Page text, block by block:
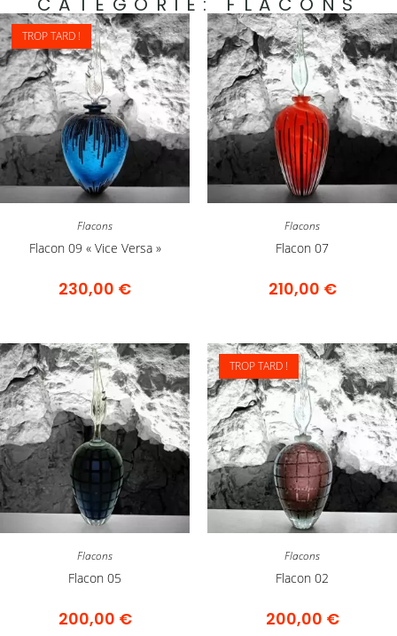
TROP TARD !
Flacons
Flacon 09 « Vice Versa »
230,00 €
Flacons
Flacon 07
210,00 €
Flacons
Flacon 05
200,00 €
TROP TARD !
Flacons
Flacon 02
200,00 €